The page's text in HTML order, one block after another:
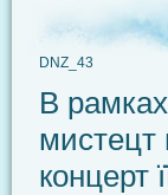
DNZ_43
В
мистецт
концерт